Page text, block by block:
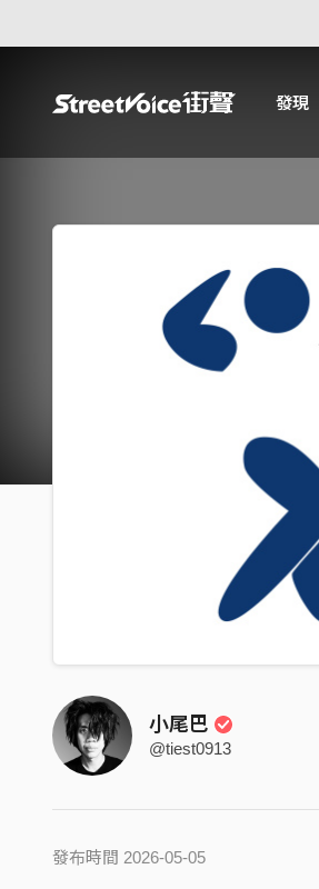
發現
小尾巴
@tiest0913
發布時間 2026-05-05